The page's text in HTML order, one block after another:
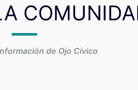
de Ojo Cívico